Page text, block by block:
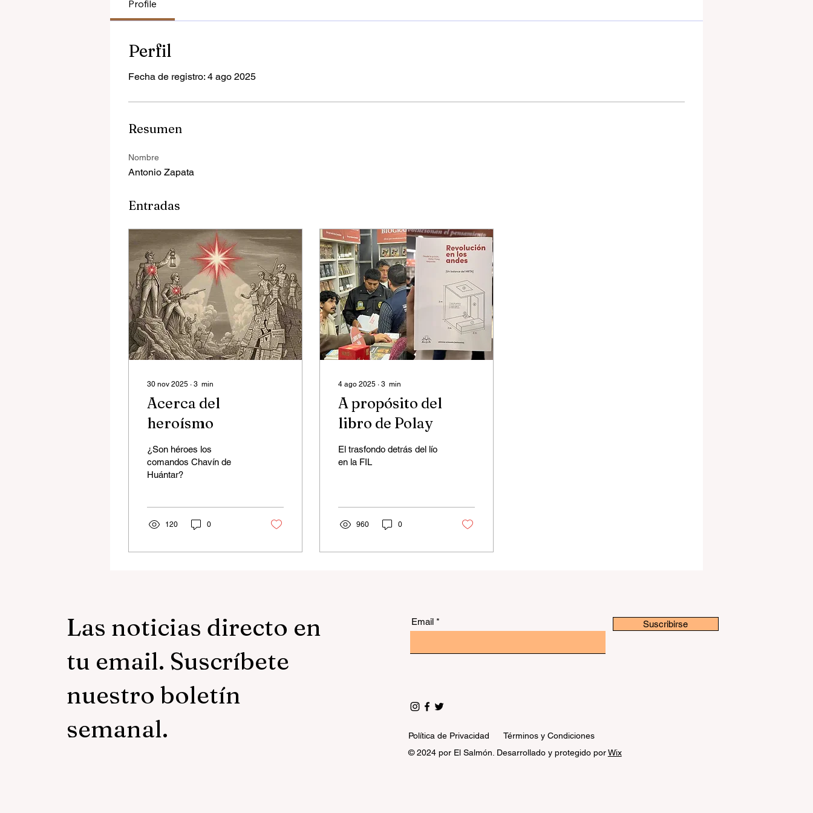
Profile
Perfil
Fecha de registro: 4 ago 2025
Resumen
Nombre
Antonio Zapata
Entradas
30 nov 2025 ∙ 3 min
Acerca del
heroísmo
¿Son héroes los
comandos Chavín de
Huántar?
120 0
4 ago 2025 ∙ 3 min
A propósito del
libro de Polay
El trasfondo detrás del lío
en la FIL
960 0
Las noticias directo en
tu email. Suscríbete
nuestro boletín
semanal.
Email Suscribirse
Política de Privacidad
Términos y Condiciones
© 2024 por El Salmón. Desarrollado y protegido porWix